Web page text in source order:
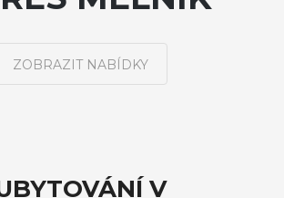
ZOBRAZIT NABÍDKY
V